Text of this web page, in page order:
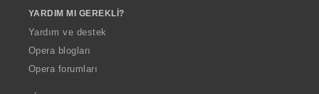
YARDIM MI GEREKLI?
Yardım ve destek
Opera blogları
Opera forumları